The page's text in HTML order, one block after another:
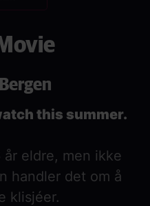
this summer.
eldre, men ikke
handler det om å
klisjéer.